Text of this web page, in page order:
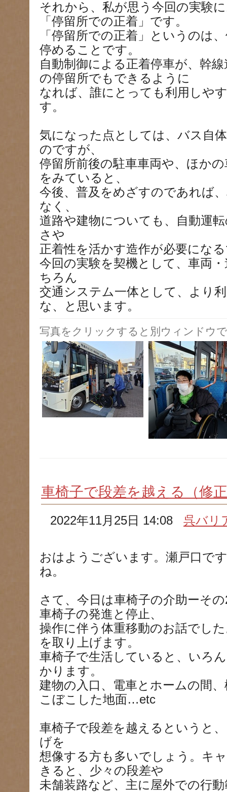
それから、私が思う今回の実験
「停留所での正着」です。
「停留所での正着」というのは
停めることです。
自動制御による正着停車が、幹
の停留所でもできるように
なれば、誰にとっても利用しや
す。
気になった点としては、バス自
のですが、
停留所前後の駐車車両や、ほか
をみていると、
今後、普及をめざすのであれば
なく、
道路や建物についても、自動運
さや
正着性を活かす造作が必要にな
今回の実験を契機として、車両
ちろん
交通システム一体として、より
な、と思います。
写真をクリックすると別ウィンドウ
車椅子で段差を越える（修
2022年11月25日 14:08呉バリ
おはようございます。瀬戸口で
ね。
さて、今日は車椅子の介助ーそ
車椅子の発進と停止、
操作に伴う体重移動のお話でし
を取り上げます。
車椅子で生活していると、いろ
かります。
建物の入口、電車とホームの間
こぼこした地面…etc
車椅子で段差を越えるというと
げを
想像する方も多いでしょう。キ
きると、少々の段差や
未舗装路など、主に屋外での行